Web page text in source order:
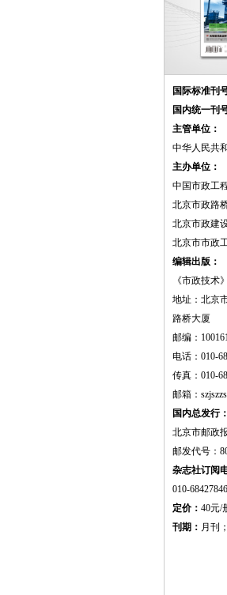
国际标准刊
国内统一刊
主管单位：
中华人民共
主办单位：
中国市政工
北京市政路
北京市政建
北京市市政
编辑出版：
《市政技术
地址：北京
路桥大厦
邮编：
电话：010-
传真：010-
邮箱：
国内总发行：
北京市邮政
邮发代号：
杂志社订阅
010-68427846
定价： 40元/
刊期： 月刊